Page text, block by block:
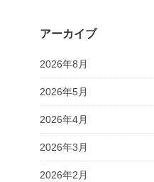
アーカイブ
2026年8月
2026年5月
2026年4月
2026年3月
2026年2月